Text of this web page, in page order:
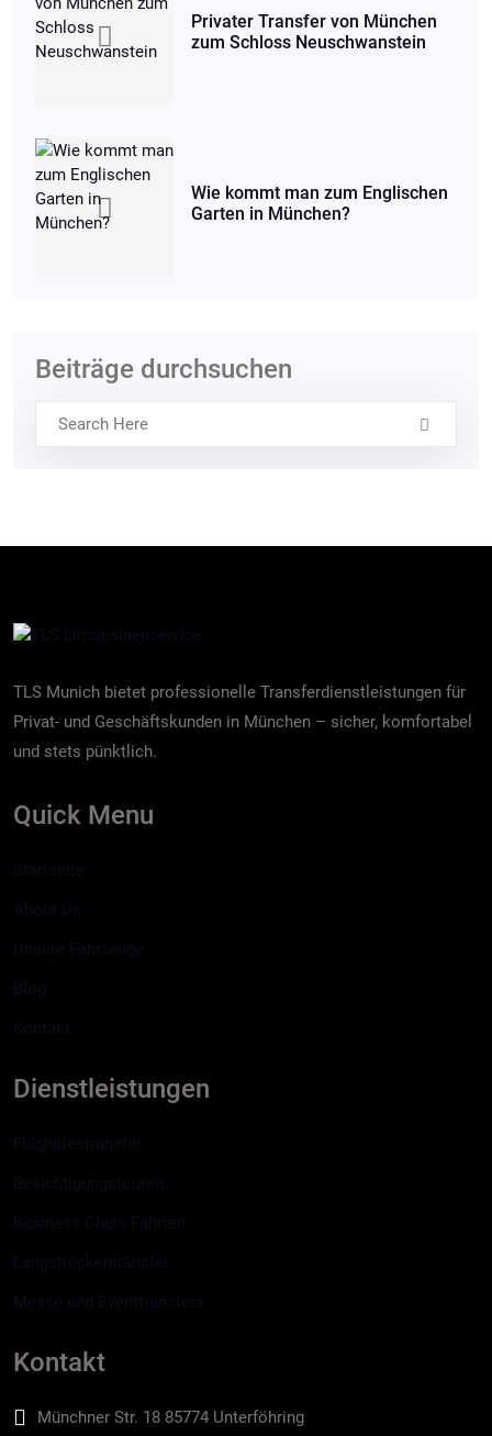
Privater Transfer von München
zum Schloss Neuschwanstein
Wie kommt man zum Englischen
Garten in München?
Beiträge durchsuchen
TLS Munich bietet professionelle Transferdienstleistungen für
Privat- und Geschäftskunden in München – sicher, komfortabel
und stets pünktlich.
Quick Menu
Startseite
About Us
Unsere Fahrzeuge
Blog
Kontakt
Dienstleistungen
Flughafentransfer
Besichtigungstouren
Business-Class Fahrten
Langstreckentransfer
Messe und Eventtransfers
Kontakt
Münchner Str. 18 85774 Unterföhring